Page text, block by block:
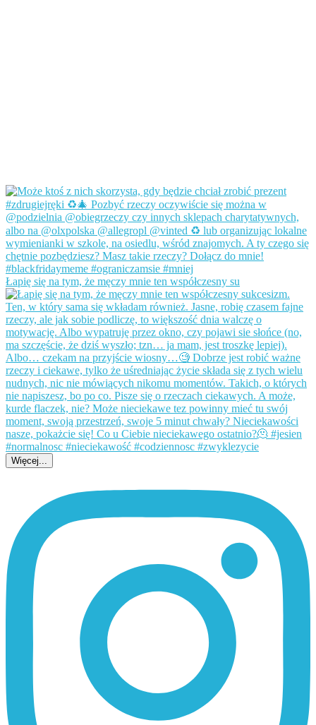
Łapię się na tym, że męczy mnie ten współczesny su
Więcej...